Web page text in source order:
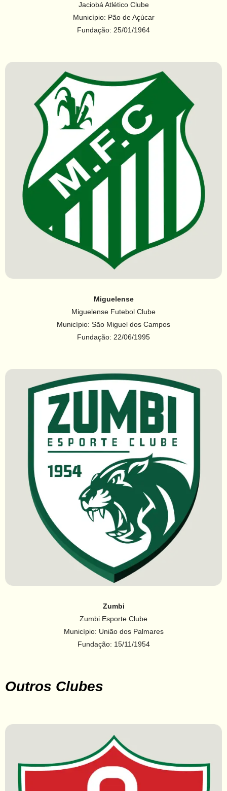
Jaciobá Atlético Clube
Município: Pão de Açúcar
Fundação: 25/01/1964
Miguelense
Miguelense Futebol Clube
Município: São Miguel dos Campos
Fundação: 22/06/1995
Zumbi
Zumbi Esporte Clube
Município: União dos Palmares
Fundação: 15/11/1954
Outros Clubes